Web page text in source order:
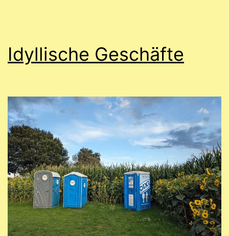
Idyllische Geschäfte